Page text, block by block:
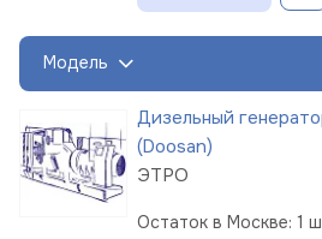
Модель
Дизельный
(Doosan)
ЭТРО
Остаток в Москве: 1